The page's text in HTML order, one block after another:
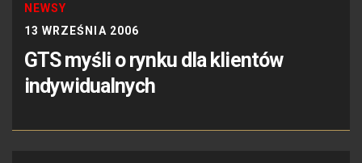
NEWSY
13 WRZEŚNIA 2006
GTS myśli o rynku dla klientów
indywidualnych